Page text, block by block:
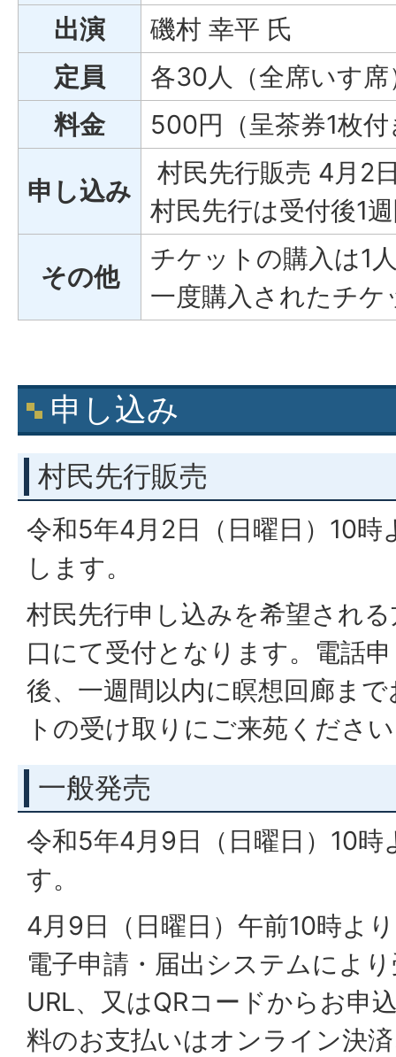
出演
磯村 幸平 氏
定員
各30人（全席いす席
料金
500円（呈茶券1枚
申し込み
村民先行販売 4月2
村民先行は受付後1
その他
チケットの購入は1
一度購入されたチ
申し込み
村民先行販売
令和5年4月2日（日曜日）10時
します。
村民先行申し込みを希望され
口にて受付となります。電話
後、一週間以内に瞑想回廊ま
トの受け取りにご来苑くださ
一般発売
令和5年4月9日（日曜日）10時
す。
4月9日（日曜日）午前10時よ
電子申請・届出システムによ
URL、又はQRコードからお申
料のお支払いはオンライン決